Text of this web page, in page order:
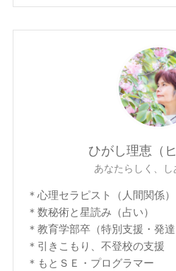
ひがし理恵（
あなたらしく、し
＊心理セラピスト（人間関係）
＊数秘術と星読み（占い）
＊教育学部卒（特別支援・発達
＊引きこもり、不登校の支援
＊もとＳＥ・プログラマー